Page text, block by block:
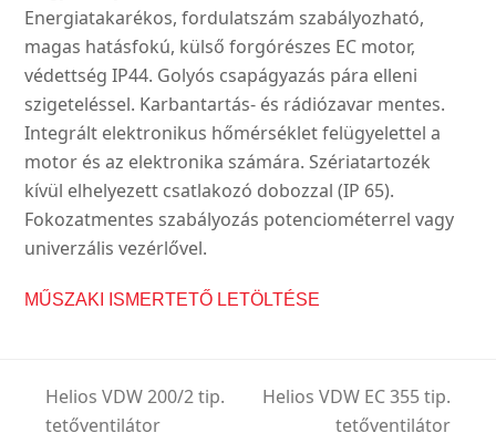
Energiatakarékos, fordulatszám szabályozható,
magas hatásfokú, külső forgórészes EC motor,
védettség IP44. Golyós csapágyazás pára elleni
szigeteléssel. Karbantartás- és rádiózavar mentes.
Integrált elektronikus hőmérséklet felügyelettel a
motor és az elektronika számára. Szériatartozék
kívül elhelyezett csatlakozó dobozzal (IP 65).
Fokozatmentes szabályozás potenciométerrel vagy
univerzális vezérlővel.
MŰSZAKI ISMERTETŐ LETÖLTÉSE
Helios VDW 200/2 tip.
tetőventilátor
Helios VDW EC 355 tip.
tetőventilátor